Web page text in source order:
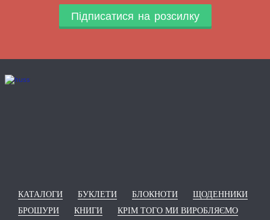
Підписатися на розсилку
КАТАЛОГИ БУКЛЕТИ БЛОКНОТИ
ЩОДЕННИКИ
БРОШУРИ
КНИГИ КРІМ ТОГО МИ ВИРОБЛЯЄМО